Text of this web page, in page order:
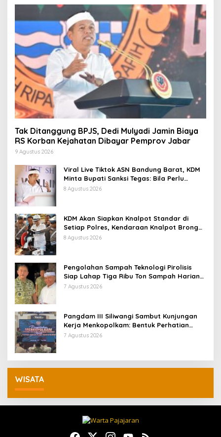
Tak Ditanggung BPJS, Dedi Mulyadi Jamin Biaya
RS Korban Kejahatan Dibayar Pemprov Jabar
9 Agustus 2026
Viral Live Tiktok ASN Bandung Barat, KDM
Minta Bupati Sanksi Tegas: Bila Perlu
Pemberhentian
8 Agustus 2026
KDM Akan Siapkan Knalpot Standar di
Setiap Polres, Kendaraan Knalpot Brong
Tertangkap Langsung Ganti
8 Agustus 2026
Pengolahan Sampah Teknologi Pirolisis
Siap Lahap Tiga Ribu Ton Sampah Harian
Jawa Barat
7 Agustus 2026
Pangdam III Siliwangi Sambut Kunjungan
Kerja Menkopolkam: Bentuk Perhatian
Pemerintah
7 Agustus 2026
WISATA